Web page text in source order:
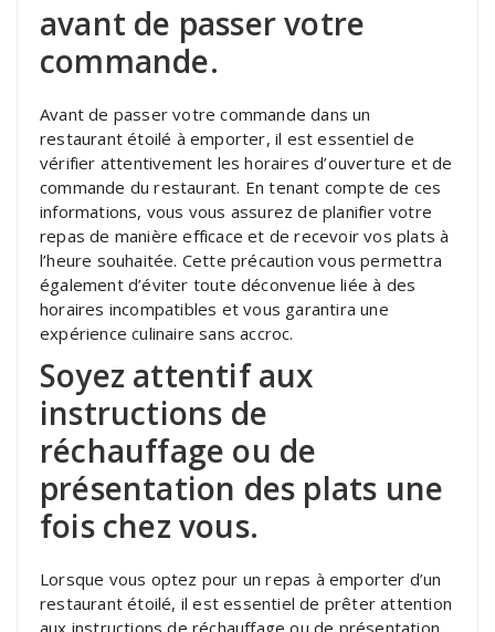
avant de passer votre
commande.
Avant de passer votre commande dans un
restaurant étoilé à emporter, il est essentiel de
vérifier attentivement les horaires d’ouverture et de
commande du restaurant. En tenant compte de ces
informations, vous vous assurez de planifier votre
repas de manière efficace et de recevoir vos plats à
l’heure souhaitée. Cette précaution vous permettra
également d’éviter toute déconvenue liée à des
horaires incompatibles et vous garantira une
expérience culinaire sans accroc.
Soyez attentif aux
instructions de
réchauffage ou de
présentation des plats une
fois chez vous.
Lorsque vous optez pour un repas à emporter d’un
restaurant étoilé, il est essentiel de prêter attention